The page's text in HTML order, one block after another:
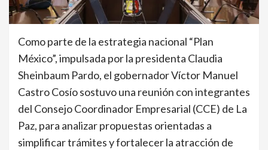
Como parte de la estrategia nacional “Plan
México”, impulsada por la presidenta Claudia
Sheinbaum Pardo, el gobernador Víctor Manuel
Castro Cosío sostuvo una reunión con integrantes
del Consejo Coordinador Empresarial (CCE) de La
Paz, para analizar propuestas orientadas a
simplificar trámites y fortalecer la atracción de